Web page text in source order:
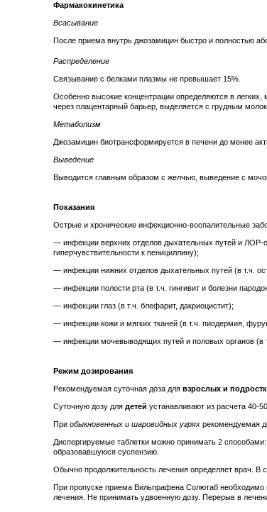
Фармакокинетика
Всасывание
После приема внутрь джозамицин быстро и полностью
Распределение
Связывание с белками плазмы не превышает 15%.
Особенно высокие концентрации определяются в
через плацентарный барьер, выделяется с грудным
Метаболизм
Джозамицин биотрансформируется в печени до менее
Выведение
Выводится главным образом с желчью, выведение с
Показания
Острые и хронические инфекционно-воспалительные
— инфекции верхних отделов дыхательных путей и ЛОР-
гиперчувствительности к пенициллину);
— инфекции нижних отделов дыхательных путей (в т.ч.
— инфекции полости рта (в т.ч. гингивит и болезни
— инфекции глаз (в т.ч. блефарит, дакриоцистит);
— инфекции кожи и мягких тканей (в т.ч. пиодермия,
— инфекции мочевыводящих путей и половых органов (в
Режим дозирования
Рекомендуемая суточная доза для взрослых и
Суточную дозу для детей устанавливают из расчета 40-
При обыкновенных и шаровидных угрях рекомендуемая
Диспергируемые таблетки можно принимать 2
образовавшуюся суспензию.
Обычно продолжительность лечения определяет врач. В
При пропуске приема Вильпрафена Солютаб
лечения. Не принимать удвоенную дозу. Перерыв в